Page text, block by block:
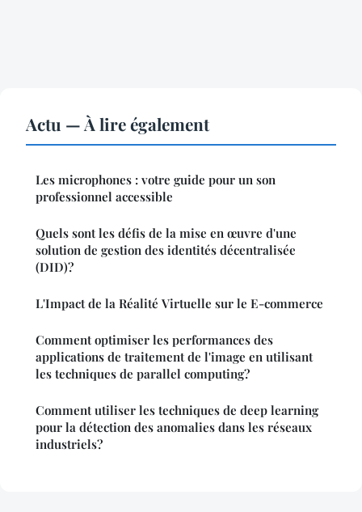
Actu — À lire également
Les microphones : votre guide pour un son
professionnel accessible
Quels sont les défis de la mise en œuvre d'une
solution de gestion des identités décentralisée
(DID)?
L'Impact de la Réalité Virtuelle sur le E-commerce
Comment optimiser les performances des
applications de traitement de l'image en utilisant
les techniques de parallel computing?
Comment utiliser les techniques de deep learning
pour la détection des anomalies dans les réseaux
industriels?